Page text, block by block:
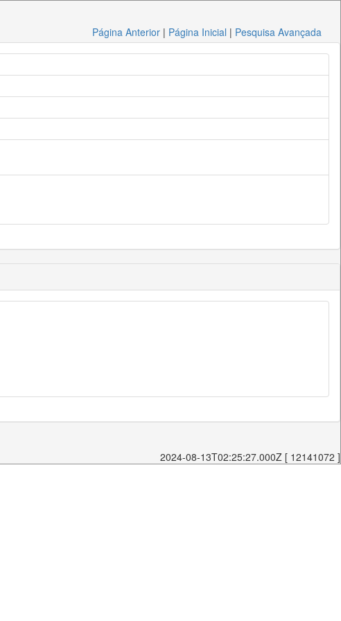
Página Anterior | Página Inicial | Pesquisa Avançada
2024-08-13T02:25:27.000Z [ 12141072 ]